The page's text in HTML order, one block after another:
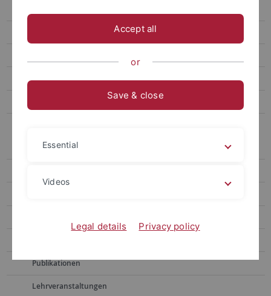
Prof. Dr. Lutum-Lenger
E. Löffler
Publikationen
Lehrveranstaltungen
Accept all
or
Save & close
Essential
Videos
Legal details Privacy policy